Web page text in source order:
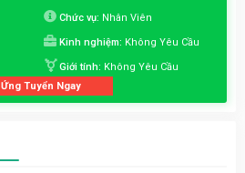
Chức vụ: Nhân Viên
Kinh nghiệm: Không Yêu Cầu
Giới tính: Không Yêu Cầu
Ứng Tuyển Ngay